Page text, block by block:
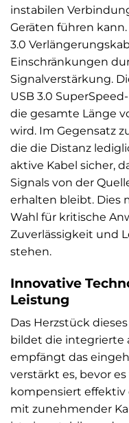
instabilen
Geräten führen kann.
3.0
Einschränkungen
Signalverstärkung.
USB 3.0
die gesamte Länge
wird. Im Gegensatz
die die Distanz
aktive Kabel sicher,
Signals von der
erhalten bleibt. Dies
Wahl für kritische
Zuverlässigkeit und
stehen.
Innovative
Leistung
Das Herzstück
bildet die integrierte
empfängt das
verstärkt es, bevor
kompensiert effektiv
mit zunehmender